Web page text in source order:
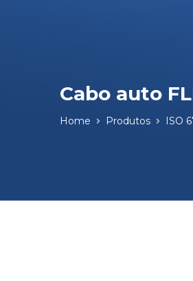
Cabo auto
Home Produtos ISO